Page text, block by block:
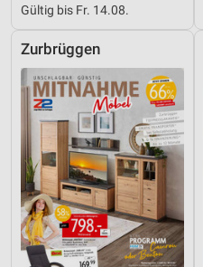
Gültig bis Fr. 14.08.
Zurbrüggen